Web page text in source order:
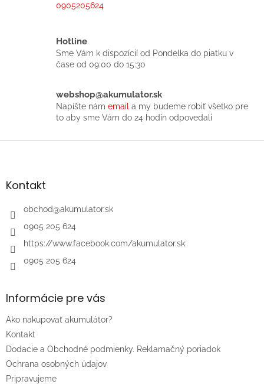
e
p
r
k
y
v
p
0905205624
Hotline
Sme Vám k dispozícií od Pondelka do piatku v
čase od 09:00 do 15:30
webshop@akumulator.sk
Napíšte nám email a my budeme robiť všetko pre
to aby sme Vám do 24 hodín odpovedali
Z
äKontakt
obchod@akumulator.sk
0905 205 624
https://www.facebook.com/akumulator.sk
0905 205 624
Informácie pre vás
Ako nakupovať akumulátor?
Kontakt
Dodacie a Obchodné podmienky. Reklamačný poriadok
Ochrana osobných údajov
Pripravujeme